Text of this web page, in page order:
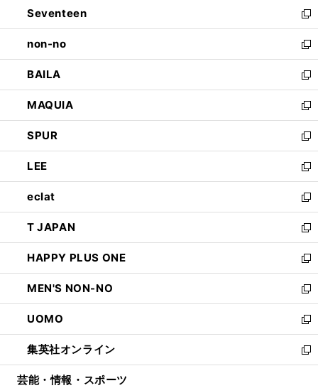
く
で
開
く
ド
ウ
で
開
く
Seventeen
新
し
い
ウ
ィ
ン
ド
ウ
で
開
く
non-no
新
し
い
ウ
ィ
ン
ド
ウ
で
開
く
BAILA
新
し
い
ウ
ィ
ン
ド
ウ
で
開
く
MAQUIA
新
し
い
ウ
ィ
ン
ド
ウ
で
開
く
SPUR
新
し
い
ウ
ィ
ン
ド
ウ
で
開
く
LEE
新
し
い
ウ
ィ
ン
ド
ウ
で
開
く
eclat
新
し
い
ウ
ィ
ン
ド
ウ
で
開
く
T JAPAN
新
し
い
ウ
ィ
ン
ド
ウ
で
開
HAPPY PLUS ONE
新
し
い
ウ
ィ
ン
ド
ウ
MEN'S NON-NO
新
し
い
ウ
ィ
ン
UOMO
新
し
い
ウ
集英社オンライン
新
し
芸能・情報・スポーツ